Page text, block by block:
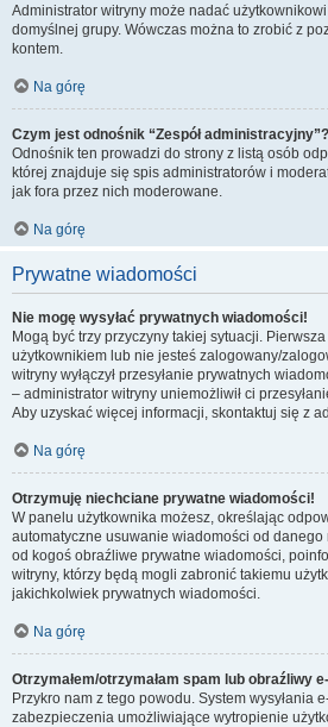
Administrator witryny może nadać
domyślnej grupy. Wówczas można to zrobić z
kontem.
Na górę
Czym jest odnośnik “Zespół administracyjny”?
Odnośnik ten prowadzi do strony z listą osób
której znajduje się spis administratorów i
jak fora przez nich moderowane.
Na górę
Prywatne wiadomości
Nie mogę wysyłać prywatnych wiadomości!
Mogą być trzy przyczyny takiej sytuacji.
użytkownikiem lub nie jesteś zalogowany/
witryny wyłączył przesyłanie prywatnych
– administrator witryny uniemożliwił ci
Aby uzyskać więcej informacji, skontaktuj się z
Na górę
Otrzymuję niechciane prywatne wiadomości!
W panelu użytkownika możesz, określając
automatyczne usuwanie wiadomości od
od kogoś obraźliwe prywatne wiadomości,
witryny, którzy będą mogli zabronić takiemu
jakichkolwiek prywatnych wiadomości.
Na górę
Otrzymałem/otrzymałam spam lub obraźliwy
Przykro nam z tego powodu. System wysyłania
zabezpieczenia umożliwiające wytropienie